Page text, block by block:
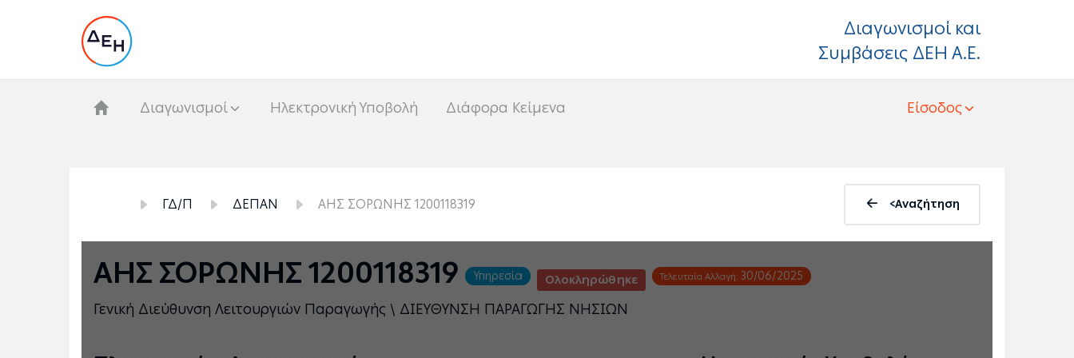
Διαγωνισμοί και
Συμβάσεις ΔΕΗ Α.Ε.
Διαγωνισμοί Hλεκτρονική Υποβολή Διάφορα Κείμενα Είσοδος
ΓΔ/Π ΔΕΠΑΝ ΑΗΣ ΣΟΡΩΝΗΣ 1200118319 <Αναζήτηση
ΑΗΣ ΣΟΡΩΝΗΣ 1200118319 Υπηρεσία Ολοκληρώθηκε Τελευταία Αλλαγή: 30/06/2025
Γενική Διεύθυνση Λειτουργιών Παραγωγής \ ΔΙΕΥΘΥΝΣΗ ΠΑΡΑΓΩΓΗΣ ΝΗΣΙΩΝ